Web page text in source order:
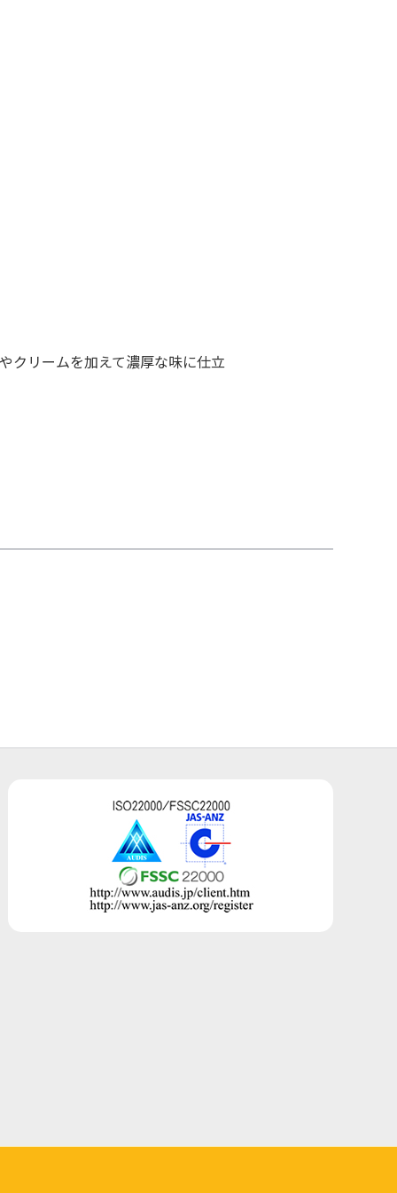
クリームを加えて濃厚な味に仕立